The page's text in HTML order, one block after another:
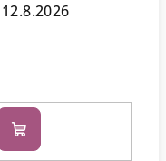
12.8.2026
Do
košíku